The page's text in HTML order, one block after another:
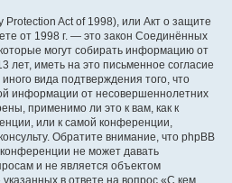
Protection Act of 1998), или Акт о защите
от 1998 г. — это закон Соединённых
могут собирать информацию от
иметь на это письменное согласие
вида подтверждения того, что
информации от несовершеннолетних
применимо ли это к вам, как к
или к самой конференции,
Обратите внимание, что phpBB
не может давать
и не является объектом
в ответе на вопрос «С кем